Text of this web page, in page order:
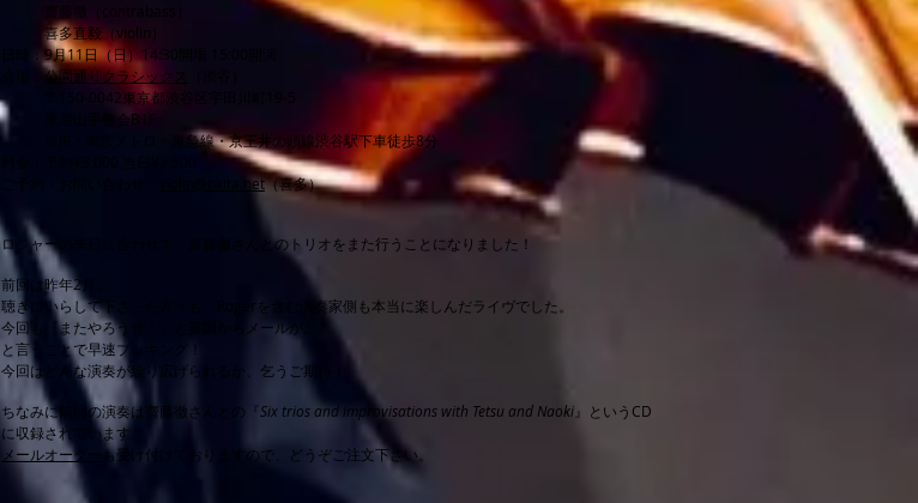
齋藤徹（contrabass）
喜多直毅（violin）
日時：9月11日（日）14:30開場 15:00開演
会場：公園通りクラシックス
〒150-0042東京都渋谷区宇田川町19-5
東京山手教会B1F
※JR・東京メトロ・東急線・京王井の頭線渋谷駅下車徒歩8分
料金：予約¥3,000 当日¥3,500
violin@nkita.net（喜多）
ロジャーの来日に合わせて、齋藤徹さんとのトリオをまた行うことになりました！
前回は昨年2月。
聴きにいらして下さった方々も、Rogerを含む演奏家側も本当に楽しんだライヴでした。
今回も『またやろうぜ！』と英国からメールが。
と言うことで早速ブッキング！
今回はどんな演奏が繰り広げられるか、乞うご期待！
ちなみに前回の演奏は齋藤徹さんとの『Six trios and improvisations with Tetsu and Naoki』というCD
に収録されています。
メールオーダー も受け付けておりますので、どうぞご注文下さい。